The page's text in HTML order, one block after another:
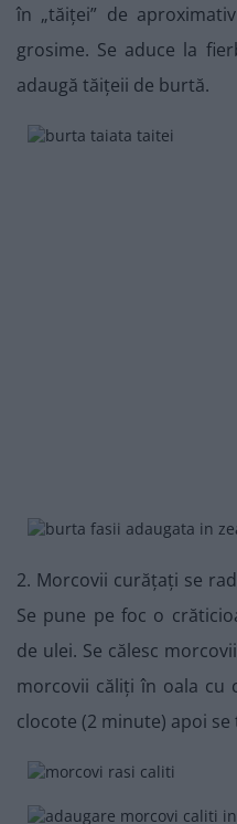
în „tăiței” de
grosime. Se aduce la
adaugă tăițeii de burtă.
2. Morcovii curățați se
Se pune pe foc o
de ulei. Se călesc
morcovii căliți în oala cu
clocote (2 minute) apoi